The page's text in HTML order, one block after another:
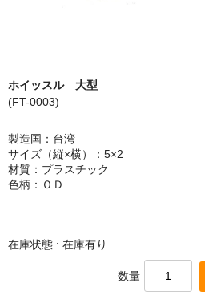
ホイッスル 大型
(FT-0003)
製造国：台湾
サイズ（縦×横）：5×2
材質：プラスチック
色柄：ＯＤ
在庫状態 : 在庫有り
数量